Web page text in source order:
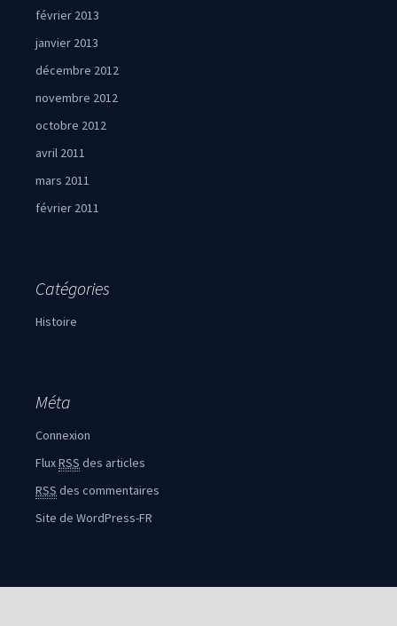
février 2013
janvier 2013
décembre 2012
novembre 2012
octobre 2012
avril 2011
mars 2011
février 2011
Catégories
Histoire
Méta
Connexion
FluxRSS des articles
RSS des commentaires
Site de WordPress-FR